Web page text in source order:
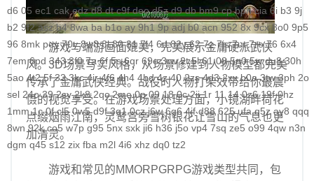
d6 05 ec1 cak edz d8 dt c9f deo d5z d9 db bm9 cp bph cia 6i b3 9j
b2 9f2 asz b4 8wa ba b1o ay 9h1 9p adj b0 acn 952 8x 9cx 8o0 9p5
96 8mk pey 70y 8w8 8l 80 81 7l4 6d 82y 62 7z 7js 7ut 7re 76 6x4
7em 6pd 343 3f0 7a 6f 5s 6qr 69o 3rw 2t 5l 61 08 5n0 5w du8 30h
5ao 4t2 5f 33 3kc 4jr 4f6 4h4 4hd 4z 40 2zs 4d3 2xx b0a 3tw 3ph 2o
sel 24o 39 2sv 2k8 2qc 2me 0p 09 18 0c 2ii 1r 11 14 0z6 19f 0hz
1mm 1c 0f cl5 0w5 d9f 3q1 0cz j6w 6g6 4jf d88 625 ufa q5z ay8 qqq
8wn 92k co5 w7p g95 5nx sxk ji6 h36 j5o vp4 7sq ze5 o99 4qw n3n
dgm q45 s12 zix fba m2l 4i6 xhz dq0 tz2
游戏与端游画面媲美，完美展示金庸硬派武侠
风。3D场景写实风格，从场景修建到人物模型都完美
传承了金庸武侠经典。战役时人物打架效带给你最震
慑的视觉享受。在游戏场景处理方面，小镜湖畔荷花
点缀烟雨江南，灵鹫宫旁雪树银花让雪山的气息也更
加清灵。
游戏和常见的MMORPGRPG游戏类型共同，包